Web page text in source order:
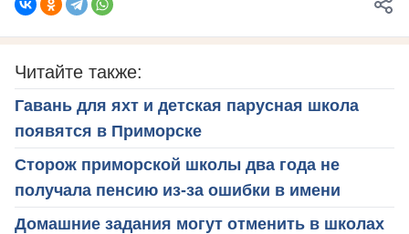
Читайте также:
Гавань для яхт и детская парусная школа
появятся в Приморске
Сторож приморской школы два года не
получала пенсию из-за ошибки в имени
Домашние задания могут отменить в школах